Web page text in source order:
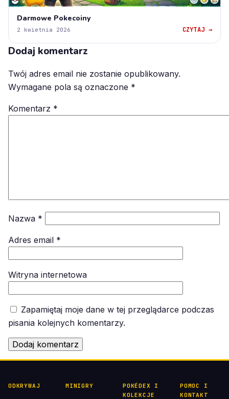
Darmowe Pokecoiny
2 kwietnia 2026 CZYTAJ →
Dodaj komentarz
Twój adres email nie zostanie opublikowany.
Wymagane pola są oznaczone *
Komentarz *
Nazwa *
Adres email *
Witryna internetowa
Zapamiętaj moje dane w tej przeglądarce podczas
pisania kolejnych komentarzy.
ODKRYWAJ MINIGRY
POKÉDEX I
KOLEKCJE
POMOC I
KONTAKT